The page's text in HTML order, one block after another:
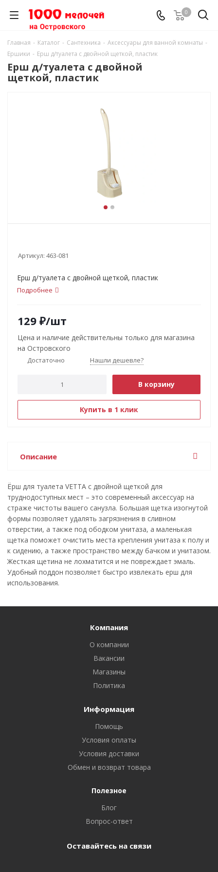
0
Главная - Каталог - Сантехника - Аксессуары для ванной комнаты -
Ершики - Ерш д/туалета с двойной щеткой, пластик
Ерш д/туалета с двойной
щеткой, пластик
Артикул: 463-081
Ерш д/туалета с двойной щеткой, пластик
Подробнее
129 ₽/шт
Цена и наличие действительны только для магазина
на Островского
Достаточно Нашли дешевле?
В корзину
Купить в 1 клик
Описание
Ёрш для туалета VETTA с двойной щеткой для
труднодоступных мест – это современный аксессуар на
страже чистоты вашего санузла. Большая щетка изогнутой
формы позволяет удалять загрязнения в сливном
отверстии, а также под ободком унитаза, а маленькая
щетка поможет очистить места крепления унитаза к полу и
к сидению, а также пространство между бачком и унитазом.
Жесткая щетина не лохматится и не повреждает эмаль.
Удобный поддон позволяет быстро извлекать ерш для
использования.
Компания
О компании
Вакансии
Магазины
Политика
Информация
Помощь
Условия оплаты
Условия доставки
Обмен и возврат товара
Полезное
Блог
Вопрос-ответ
Оставайтесь на связи